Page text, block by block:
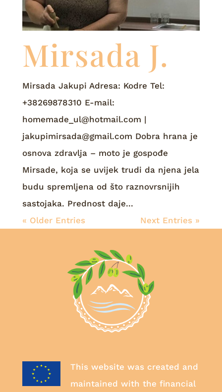
Mirsada J.
Mirsada Jakupi Adresa: Kodre Tel:
+38269878310 E-mail:
homemade_ul@hotmail.com |
jakupimirsada@gmail.com Dobra hrana je
osnova zdravlja – moto je gospođe
Mirsade, koja se uvijek trudi da njena jela
budu spremljena od što raznovrsnijih
sastojaka. Prednost daje...
« Older Entries
Next Entries »
This website was created and
maintained with the financial